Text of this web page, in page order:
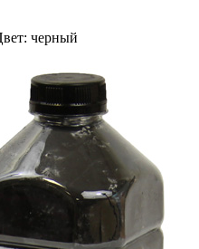
черный